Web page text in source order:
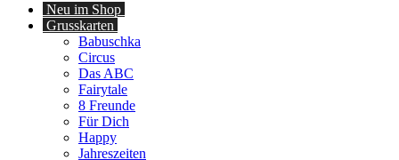
Neu im Shop
Grusskarten
Babuschka
Circus
Das ABC
Fairytale
8 Freunde
Für Dich
Happy
Jahreszeiten